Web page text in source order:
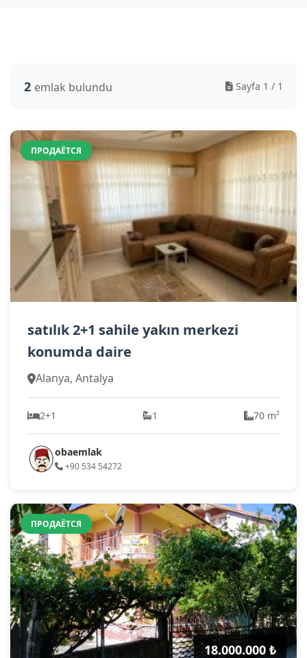
2 emlak bulundu Sayfa 1 / 1
ПРОДАЁТСЯ
satılık 2+1 sahile yakın merkezi
konumda daire
Alanya, Antalya
2+1 1 70 m²
obaemlak
+90 534 54272
ПРОДАЁТСЯ
18.000.000 ₺